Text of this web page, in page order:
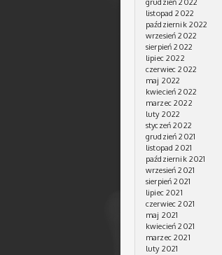
grudzień 2022
listopad 2022
październik 2022
wrzesień 2022
sierpień 2022
lipiec 2022
czerwiec 2022
maj 2022
kwiecień 2022
marzec 2022
luty 2022
styczeń 2022
grudzień 2021
listopad 2021
październik 2021
wrzesień 2021
sierpień 2021
lipiec 2021
czerwiec 2021
maj 2021
kwiecień 2021
marzec 2021
luty 2021